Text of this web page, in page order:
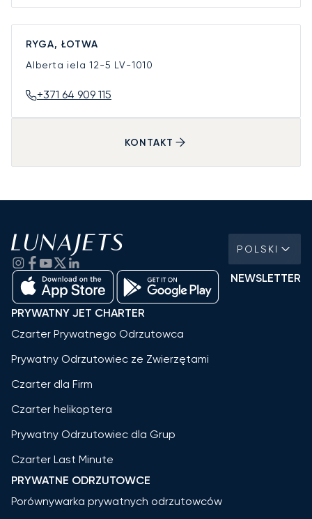
RYGA, ŁOTWA
Alberta iela 12-5 LV-1010
+371 64 909 115
KONTAKT
POLSKI
NEWSLETTER
PRYWATNY JET CHARTER
Czarter Prywatnego Odrzutowca
Prywatny Odrzutowiec ze Zwierzętami
Czarter dla Firm
Czarter helikoptera
Prywatny Odrzutowiec dla Grup
Czarter Last Minute
PRYWATNE ODRZUTOWCE
Porównywarka prywatnych odrzutowców